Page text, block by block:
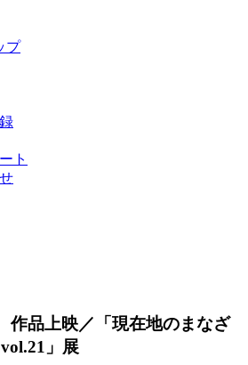
プ
ト
作品上映／「現在地のまなざ
」展